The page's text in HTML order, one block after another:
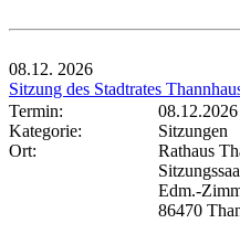
08.12. 2026
Sitzung des Stadtrates
Termin:
Kategorie:
Sitzungen
Ort:
Rathaus
Edm.-
86470